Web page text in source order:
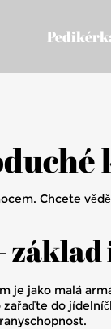
Chcete
je jako malá
do